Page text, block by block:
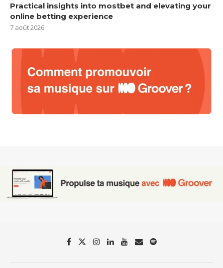
Practical insights into mostbet and elevating your
online betting experience
7 août 2026